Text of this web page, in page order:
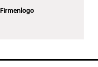
Firmenlogo